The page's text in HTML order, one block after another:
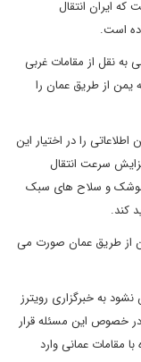
ایران انتقال
است.
به نقل از مقامات غربی
یمن از طریق عمان را
را در اختیار این
سرعت انتقال
موشک و سلاح های سبک
کند.
از طریق عمان صورت می
به خبرگزاری رویترز
در خصوص این مسئله قرار
مقامات عمانی وارد